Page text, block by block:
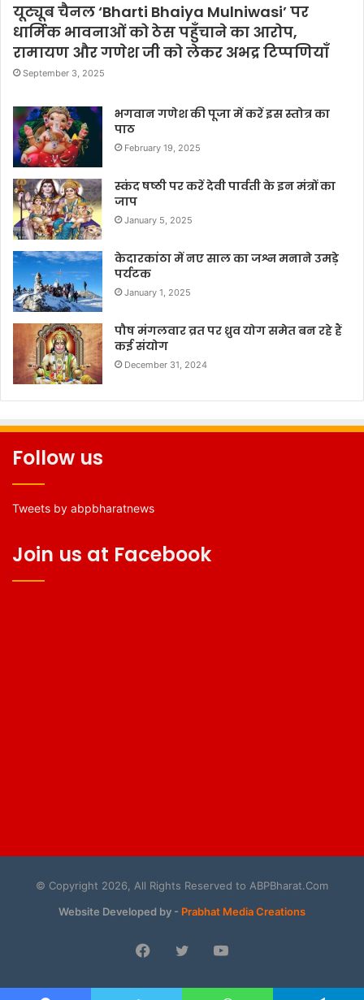
यूट्यूब चैनल ‘Bharti Bhaiya Mulniwasi’ पर
धार्मिक भावनाओं को ठेस पहुँचाने का आरोप,
रामायण और गणेश जी को लेकर अभद्र टिप्पणियाँ
September 3, 2025
भगवान गणेश की पूजा में करें इस स्तोत्र का
पाठ
February 19, 2025
स्कंद षष्ठी पर करें देवी पार्वती के इन मंत्रों का
जाप
January 5, 2025
केदारकांठा में नए साल का जश्न मनाने उमड़े
पर्यटक
January 1, 2025
पौष मंगलवार व्रत पर ध्रुव योग समेत बन रहे हैं
कई संयोग
December 31, 2024
Follow us
Tweets by abpbharatnews
Join us at Facebook
© Copyright 2026, All Rights Reserved to ABPBharat.Com
Website Developed by - Prabhat Media Creations
Facebook
TwitterYouTube